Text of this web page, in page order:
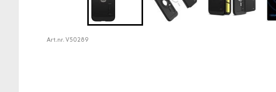
Art.nr. V50289